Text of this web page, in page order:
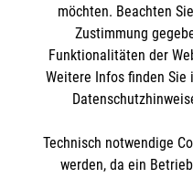
Cookies verwalten|
Barrierefreiheit |
möchten. Beachten
Zustimmung
Funktionalitäten der
Weitere Infos finden Sie
Technisch notwendige
werden, da ein